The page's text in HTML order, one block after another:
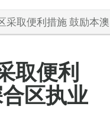
采取便利措施 鼓励本
取便利
区执业